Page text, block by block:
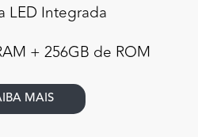
LED Integrada
+ 256GB de ROM
MAIS